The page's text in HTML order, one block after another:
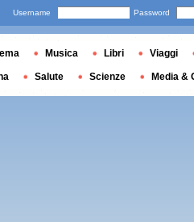
Username Password
Musica Libri Viaggi
Salute Scienze Media &